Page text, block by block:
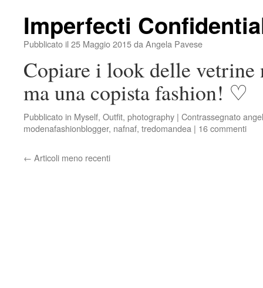
Imperfecti
Pubblicato il 25 Maggio 2015da Angela Pavese
Copiare i look delle vetrine
ma una copista fashion! ♡
Pubblicato in Myself, Outfit, photography | Contrassegnato
modenafashionblogger, nafnaf, tredomandea | 16 commenti
← Articoli meno recenti